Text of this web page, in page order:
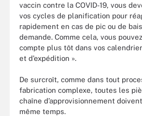
vaccin contre la COVID-19, vous
vos cycles de planification pour
rapidement en cas de pic ou de
demande. Comme cela, vous
compte plus tôt dans vos
et d’expédition ».
De surcroît, comme dans tout
fabrication complexe, toutes les
chaîne d’approvisionnement
même temps.